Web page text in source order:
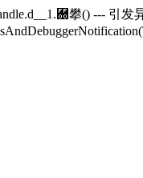
d__1.＀攀() --- 引发